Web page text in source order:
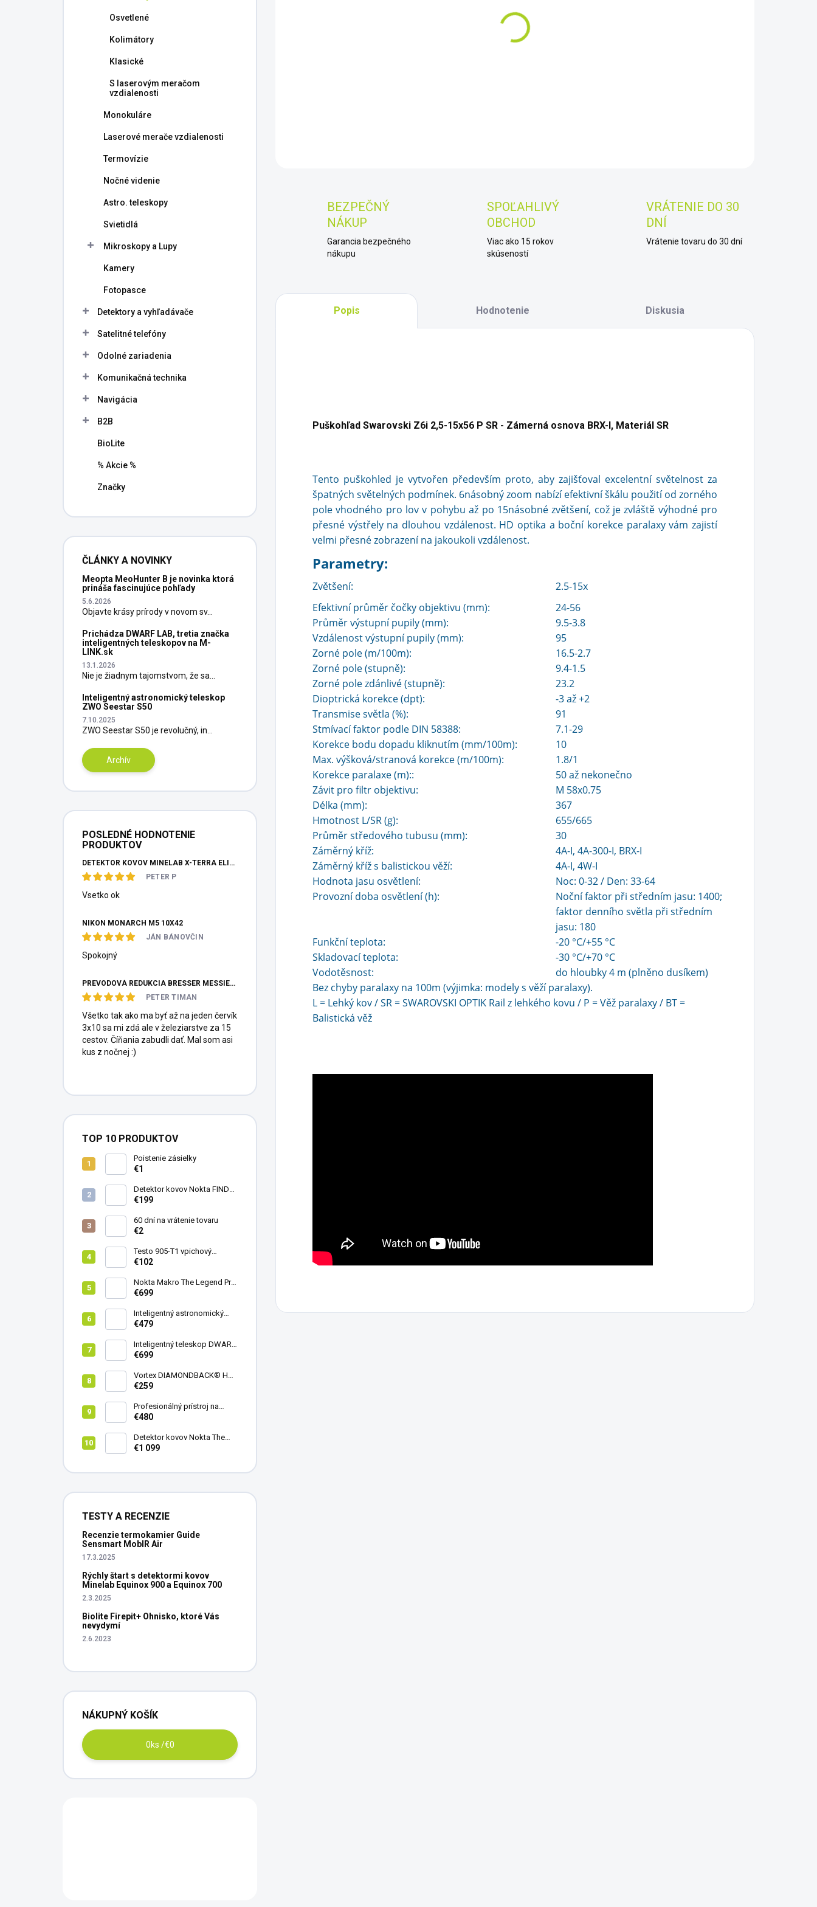
Osvetlené
Kolimátory
Klasické
S laserovým meračom
vzdialenosti
Monokuláre
Laserové merače vzdialenosti
Termovízie
Nočné videnie
Astro. teleskopy
Svietidlá
Mikroskopy a Lupy
Kamery
Fotopasce
Detektory a vyhľadávače
Satelitné telefóny
Odolné zariadenia
Komunikačná technika
Navigácia
B2B
BioLite
% Akcie %
Značky
ČLÁNKY A NOVINKY
Meopta MeoHunter B je novinka ktorá
prináša fascinujúce pohľady
5.6.2026
Objavte krásy prírody v novom sv...
Prichádza DWARF LAB, tretia značka
inteligentných teleskopov na M-
LINK.sk
13.1.2026
Nie je žiadnym tajomstvom, že sa...
Inteligentný astronomický teleskop
ZWO Seestar S50
7.10.2025
ZWO Seestar S50 je revolučný, in...
Archív
POSLEDNÉ HODNOTENIE
PRODUKTOV
DETEKTOR KOVOV MINELAB X-TERRA ELITE PINPOITER SET
PETER P
Vsetko ok
NIKON MONARCH M5 10X42
JÁN BÁNOVČIN
Spokojný
PREVODOVÁ REDUKCIA BRESSER MESSIER HEXAFOC 1:10
PETER TIMAN
Všetko tak ako ma byť až na jeden červík
3x10 sa mi zdá ale v železiarstve za 15
cestov. Číňania zabudli dať. Mal som asi
kus z nočnej :)
TOP 10 PRODUKTOV
Poistenie zásielky
€1
Detektor kovov Nokta FINDX
Pro
€199
60 dní na vrátenie tovaru
€2
Testo 905-T1 vpichový
teplomer
€102
Nokta Makro The Legend Pro
Pack - model 2024
€699
Inteligentný astronomický
teleskop DwarfLab Dwarf
€479
Inteligentný teleskop DWARF
III + originálny statív DWARF 3
€699
Vortex DIAMONDBACK® HD
8X42
€259
Profesionálný prístroj na
vedenie vŕtania Laserliner
€480
Detektor kovov Nokta The
Legend 2
€1 099
TESTY A RECENZIE
Recenzie termokamier Guide
Sensmart MobIR Air
17.3.2025
Rýchly štart s detektormi kovov
Minelab Equinox 900 a Equinox 700
2.3.2025
Biolite Firepit+ Ohnisko, ktoré Vás
nevydymí
2.6.2023
NÁKUPNÝ KOŠÍK
0ks /€0
BEZPEČNÝ
NÁKUP
Garancia bezpečného
nákupu
SPOĽAHLIVÝ
OBCHOD
Viac ako 15 rokov
skúseností
VRÁTENIE DO 30
DNÍ
Vrátenie tovaru do 30 dní
Popis Hodnotenie Diskusia
Puškohľad Swarovski Z6i 2,5-15x56 P SR - Zámerná osnova BRX-I, Materiál SR
Tento puškohled je vytvořen především proto, aby zajišťoval excelentní světelnost za
špatných světelných podmínek. 6násobný zoom nabízí efektivní škálu použití od zorného
pole vhodného pro lov v pohybu až po 15násobné zvětšení, což je zvláště výhodné pro
přesné výstřely na dlouhou vzdálenost. HD optika a boční korekce paralaxy vám zajistí
velmi přesné zobrazení na jakoukoli vzdálenost.
Parametry:
Zvětšení:
2.5-15x
Efektivní průměr čočky objektivu (mm):
24-56
Průměr výstupní pupily (mm):
9.5-3.8
Vzdálenost výstupní pupily (mm):
95
Zorné pole (m/100m):
16.5-2.7
Zorné pole (stupně):
9.4-1.5
Zorné pole zdánlivé (stupně):
23.2
Dioptrická korekce (dpt):
-3 až +2
Transmise světla (%):
91
Stmívací faktor podle DIN 58388:
7.1-29
Korekce bodu dopadu kliknutím (mm/100m):
10
Max. výšková/stranová korekce (m/100m):
1.8/1
Korekce paralaxe (m)::
50 až nekonečno
Závit pro filtr objektivu:
M 58x0.75
Délka (mm):
367
Hmotnost L/SR (g):
655/665
Průměr středového tubusu (mm):
30
Záměrný kříž:
4A-I, 4A-300-I, BRX-I
Záměrný kříž s balistickou věží:
4A-I, 4W-I
Hodnota jasu osvětlení:
Noc: 0-32 / Den: 33-64
Provozní doba osvětlení (h):
Noční faktor při středním jasu: 1400;
faktor denního světla při středním
jasu: 180
Funkční teplota:
-20 °C/+55 °C
Skladovací teplota:
-30 °C/+70 °C
Vodotěsnost:
do hloubky 4 m (plněno dusíkem)
Bez chyby paralaxy na 100m (výjimka: modely s věží paralaxy).
L = Lehký kov / SR = SWAROVSKI OPTIK Rail z lehkého kovu / P = Věž paralaxy / BT =
Balistická věž